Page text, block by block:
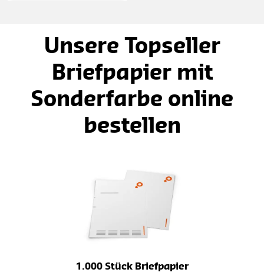
Unsere Topseller
Briefpapier mit
Sonderfarbe online
bestellen
1.000 Stück Briefpapier